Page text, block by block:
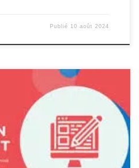
Publié 10 août 2024
sur Google pour Votre Site
Google est crucial pour
web et attirer un trafic qualifié.
plateforme de création de site,
votre classement dans les